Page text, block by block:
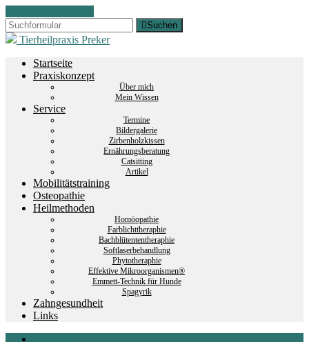
Suchen
Tierheilpraxis Preker
Startseite
Praxiskonzept
Über mich
Mein Wissen
Service
Termine
Bildergalerie
Zirbenholzkissen
Ernährungsberatung
Catsitting
Artikel
Mobilitätstraining
Osteopathie
Heilmethoden
Homöopathie
Farblichttheraphie
Bachblütententheraphie
Softlaserbehandlung
Phytotheraphie
Effektive Mikroorganismen®
Emmett-Technik für Hunde
Spagyrik
Zahngesundheit
Links